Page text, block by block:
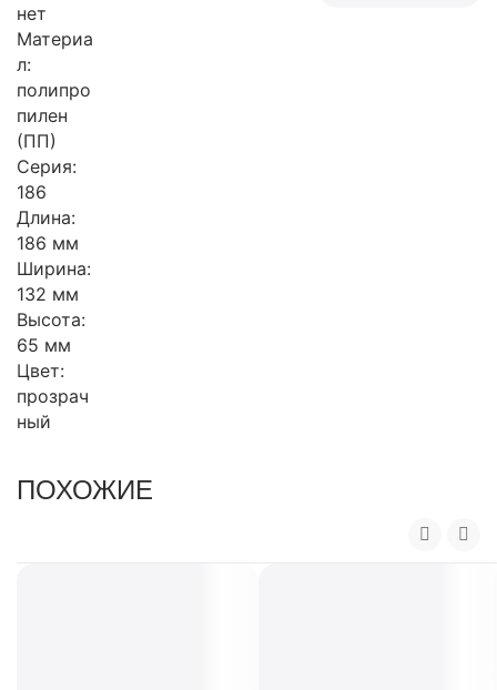
нет
Материа
л:
полипро
пилен
(ПП)
Серия:
186
Длина:
186 мм
Ширина:
132 мм
Высота:
65 мм
Цвет:
прозрач
ный
ПОХОЖИЕ